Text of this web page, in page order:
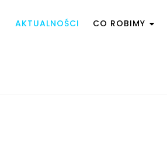
AKTUALNOŚCI CO ROBIMY